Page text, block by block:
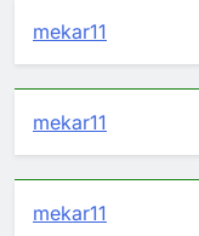
mekar11
mekar11
mekar11